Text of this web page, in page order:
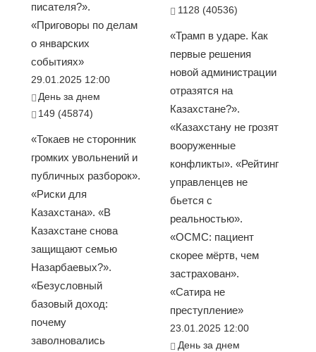
писателя?».
«Приговоры по делам
о январских
событиях»
29.01.2025 12:00
День за днем
149 (45874)
«Токаев не сторонник
громких увольнений и
публичных разборок».
«Риски для
Казахстана». «В
Казахстане снова
защищают семью
Назарбаевых?».
«Безусловный
базовый доход:
почему
заволновались
1128 (40536)
«Трамп в ударе. Как
первые решения
новой администрации
отразятся на
Казахстане?».
«Казахстану не грозят
вооруженные
конфликты». «Рейтинг
управленцев не
бьется с
реальностью».
«ОСМС: пациент
скорее мёртв, чем
застрахован».
«Сатира не
преступление»
23.01.2025 12:00
День за днем